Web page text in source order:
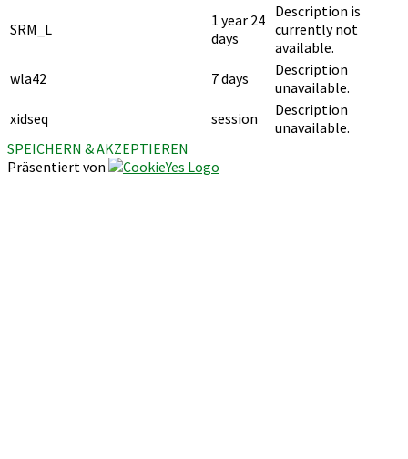
SRM_L
1 year 24
days
Description is
currently not
available.
wla42
7 days
Description
unavailable.
xidseq
session
Description
unavailable.
SPEICHERN & AKZEPTIEREN
Präsentiert von